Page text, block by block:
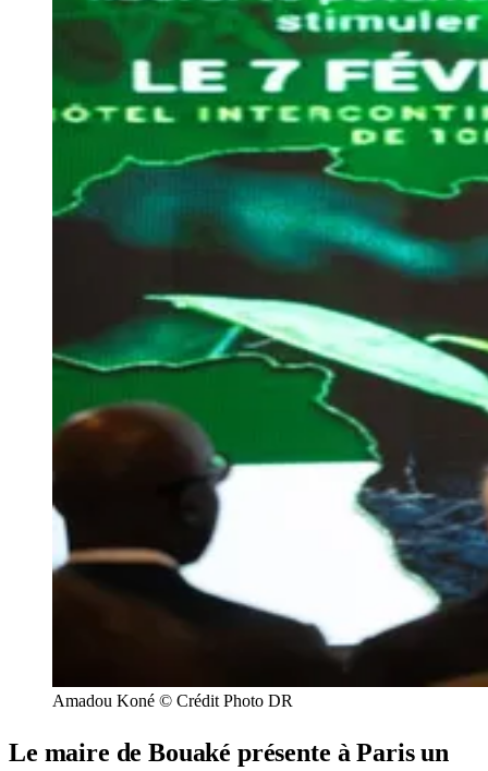
Amadou Koné © Crédit Photo DR
Le maire de Bouaké présente à Paris un